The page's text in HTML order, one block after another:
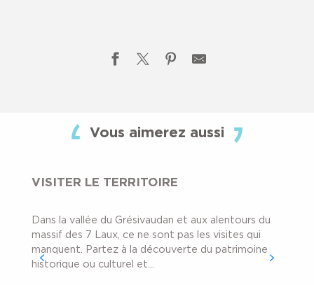
Massage Suédois - Sportif
Yoga d’éveil, méditation & relaxation sonore
Yoga du soir & relaxation sonore
Massage décontracturant
Massage bienveillant - Personnes fragiles
Vous aimerez aussi
VISITER LE TERRITOIRE
Dans la vallée du Grésivaudan et aux alentours du
massif des 7 Laux, ce ne sont pas les visites qui
manquent. Partez à la découverte du patrimoine
historique ou culturel et...